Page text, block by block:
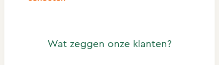
Wat zeggen onze klanten?